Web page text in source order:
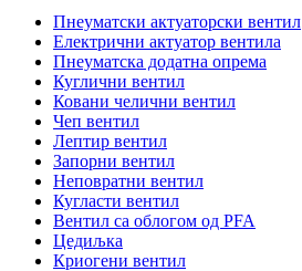
Пнеуматски актуаторски вентил
Електрични актуатор вентила
Пнеуматска додатна опрема
Куглични вентил
Ковани челични вентил
Чеп вентил
Лептир вентил
Запорни вентил
Неповратни вентил
Кугласти вентил
Вентил са облогом од PFA
Цедиљка
Криогени вентил